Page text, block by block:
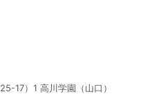
17）1 高川学園（山口）